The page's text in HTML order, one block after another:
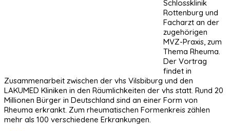
Schlossklinik
Rottenburg und
Facharzt an der
zugehörigen
MVZ-Praxis, zum
Thema Rheuma.
Der Vortrag
findet in
Zusammenarbeit zwischen der vhs Vilsbiburg und den
LAKUMED Kliniken in den Räumlichkeiten der vhs statt. Rund 20
Millionen Bürger in Deutschland sind an einer Form von
Rheuma erkrankt. Zum rheumatischen Formenkreis zählen
mehr als 100 verschiedene Erkrankungen.